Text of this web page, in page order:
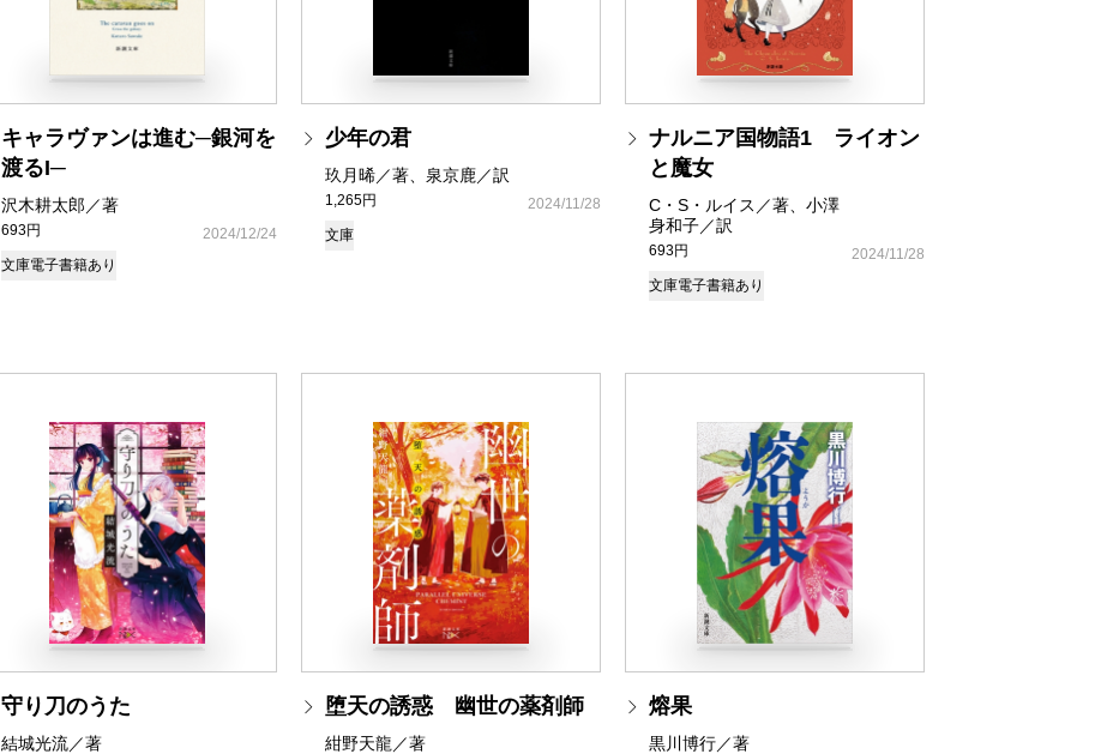
キャラヴァンは進む─銀河を
渡るI─
沢木耕太郎／著
693円
2024/12/24
文庫電子書籍あり
少年の君
玖月晞／著、泉京鹿／訳
1,265円
2024/11/28
文庫
ナルニア国物語1 ライオン
と魔女
C・S・ルイス／著、小澤
身和子／訳
693円
2024/11/28
文庫電子書籍あり
守り刀のうた
結城光流／著
堕天の誘惑 幽世の薬剤師
紺野天龍／著
熔果
黒川博行／著